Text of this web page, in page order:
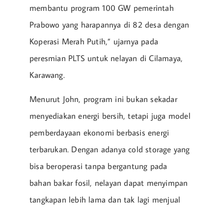
membantu program 100 GW pemerintah
Prabowo yang harapannya di 82 desa dengan
Koperasi Merah Putih,” ujarnya pada
peresmian PLTS untuk nelayan di Cilamaya,
Karawang.
Menurut John, program ini bukan sekadar
menyediakan energi bersih, tetapi juga model
pemberdayaan ekonomi berbasis energi
terbarukan. Dengan adanya cold storage yang
bisa beroperasi tanpa bergantung pada
bahan bakar fosil, nelayan dapat menyimpan
tangkapan lebih lama dan tak lagi menjual